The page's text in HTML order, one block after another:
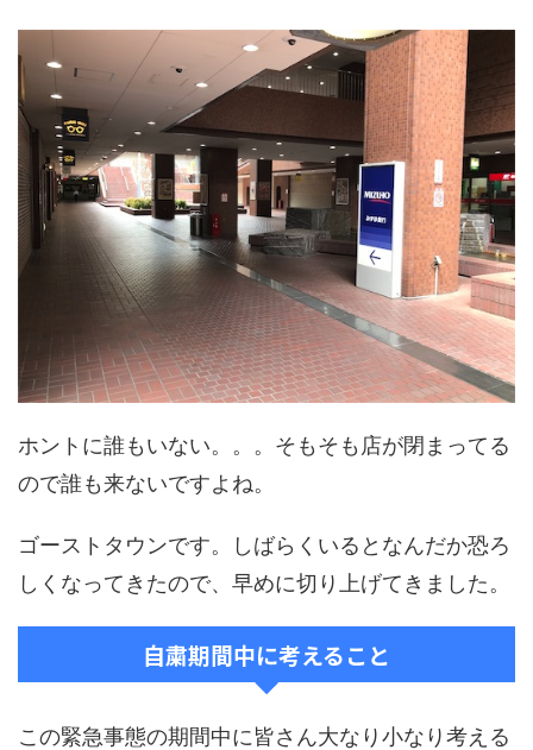
ホントに誰もいない。。。そもそも店が閉まってる
ので誰も来ないですよね。
ゴーストタウンです。しばらくいるとなんだか恐ろ
しくなってきたので、早めに切り上げてきました。
自粛期間中に考えること
この緊急事態の期間中に皆さん大なり小なり考える